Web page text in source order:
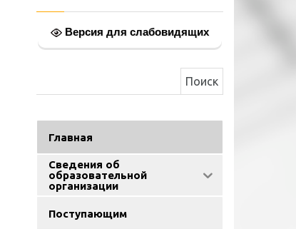
Версия для слабовидящих
Главная
Сведения об
образовательной
организации
Поступающим